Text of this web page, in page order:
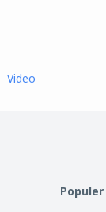
Video
Populer